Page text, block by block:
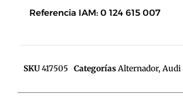
Referencia IAM: 0 124 615 007
SKU417505 CategoríasAlternador, Audi